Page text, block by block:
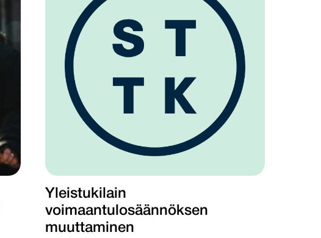
Yleistukilain
voimaantulosäännöksen
muuttaminen